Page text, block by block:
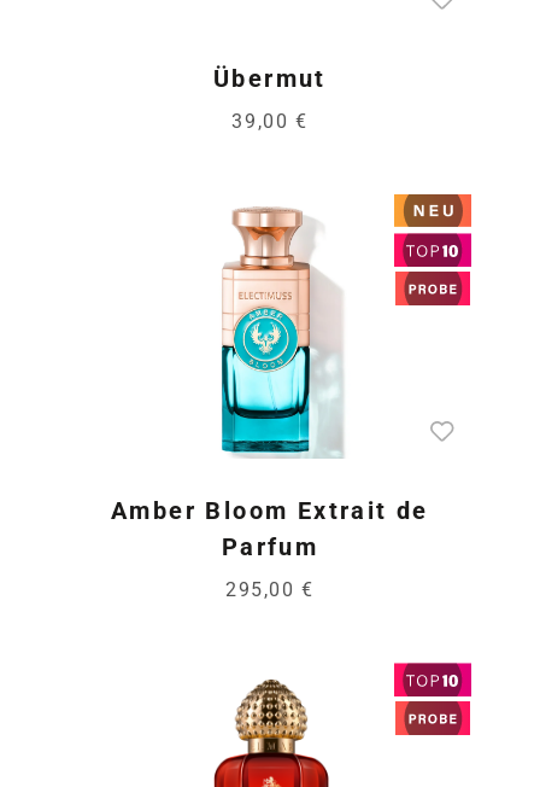
Übermut
39,00 €
Amber Bloom Extrait de
Parfum
295,00 €